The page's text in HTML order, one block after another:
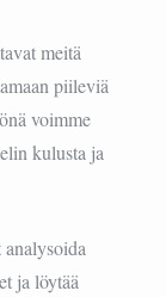
meitä
piileviä
voimme
kulusta ja
ja löytää